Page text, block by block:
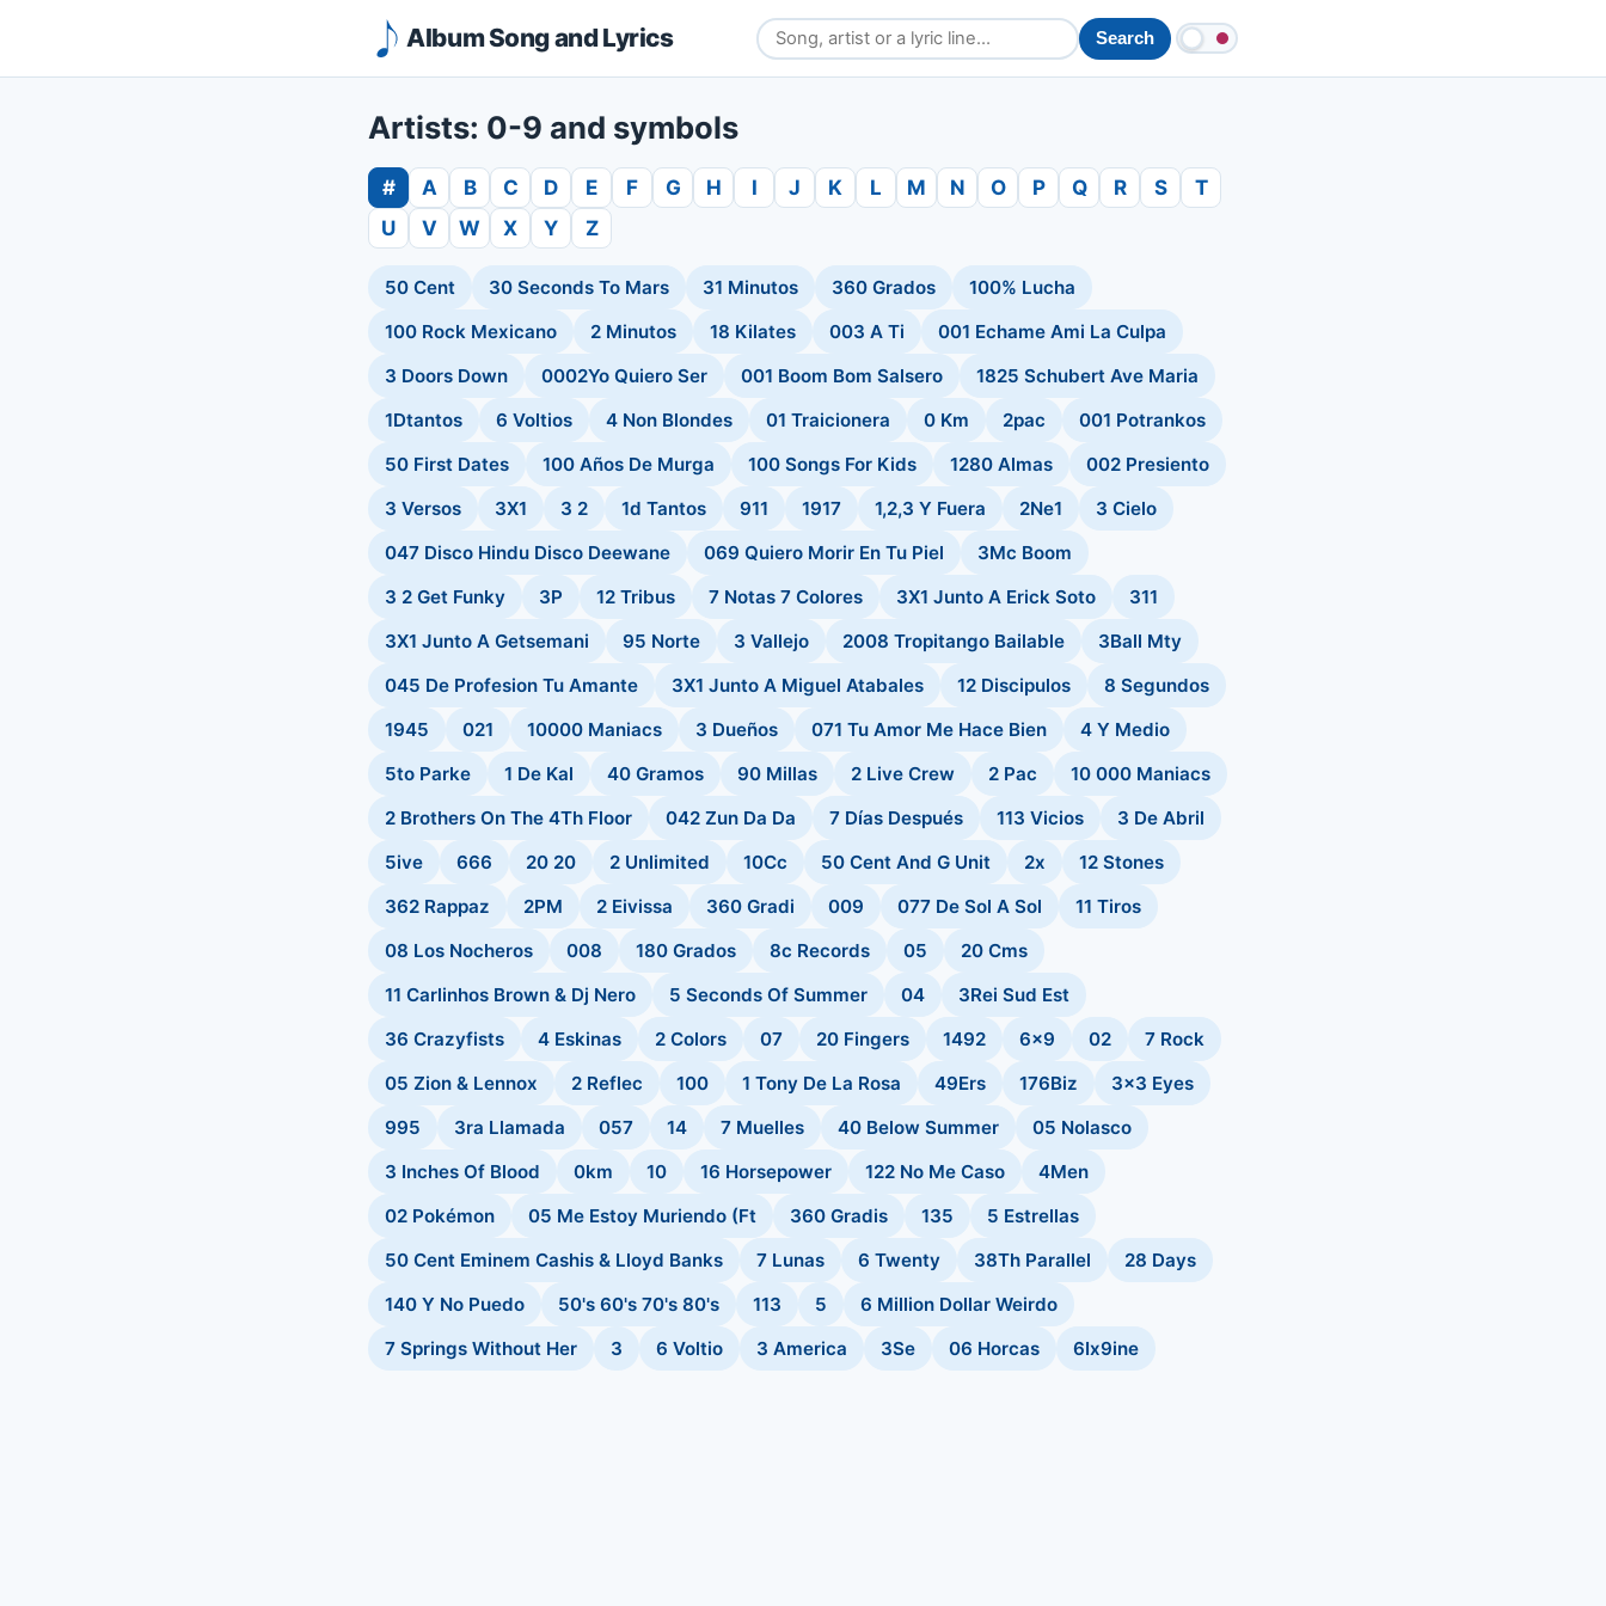
Album Song and Lyrics Search
Artists: 0-9 and symbols
# A B C D E F G H I J K L M N O P Q R S
T
U
V W X Y Z
50 Cent 30 Seconds To Mars 31 Minutos 360 Grados
100% Lucha
100 Rock Mexicano
2 Minutos 18 Kilates 003 A Ti
001 Echame Ami La Culpa
3 Doors Down
0002Yo Quiero Ser 001 Boom Bom Salsero
1825 Schubert Ave Maria
1Dtantos
6 Voltios 4 Non Blondes 01 Traicionera 0 Km 2pac
001 Potrankos
50 First Dates
100 Años De Murga 100 Songs For Kids 1280 Almas
002 Presiento
3 Versos
3X1 3 2 1d Tantos 911 1917 1,2,3 Y Fuera 2Ne1
3 Cielo
047 Disco Hindu Disco Deewane
069 Quiero Morir En Tu Piel
3Mc Boom
3 2 Get Funky
3P 12 Tribus 7 Notas 7 Colores 3X1 Junto A Erick Soto
311
3X1 Junto A Getsemani
95 Norte 3 Vallejo 2008 Tropitango Bailable
3Ball Mty
045 De Profesion Tu Amante
3X1 Junto A Miguel Atabales 12 Discipulos
8 Segundos
1945
021 10000 Maniacs 3 Dueños 071 Tu Amor Me Hace Bien
4 Y Medio
5to Parke
1 De Kal 40 Gramos 90 Millas 2 Live Crew 2 Pac
10 000 Maniacs
2 Brothers On The 4Th Floor
042 Zun Da Da 7 Días Después 113 Vicios
3 De Abril
5ive
666 20 20 2 Unlimited 10Cc 50 Cent And G Unit 2x
12 Stones
362 Rappaz
2PM 2 Eivissa 360 Gradi 009 077 De Sol A Sol
11 Tiros
08 Los Nocheros
008 180 Grados 8c Records 05
20 Cms
11 Carlinhos Brown & Dj Nero
5 Seconds Of Summer 04
3Rei Sud Est
36 Crazyfists
4 Eskinas 2 Colors 07 20 Fingers 1492 6x9 02
7 Rock
05 Zion & Lennox
2 Reflec 100 1 Tony De La Rosa 49Ers 176Biz
3x3 Eyes
995
3ra Llamada 057 14 7 Muelles 40 Below Summer
05 Nolasco
3 Inches Of Blood
0km 10 16 Horsepower 122 No Me Caso
4Men
02 Pokémon
05 Me Estoy Muriendo (Ft 360 Gradis 135
5 Estrellas
50 Cent Eminem Cashis & Lloyd Banks
7 Lunas 6 Twenty 38Th Parallel
28 Days
140 Y No Puedo
50's 60's 70's 80's 113 5
6 Million Dollar Weirdo
7 Springs Without Her
3 6 Voltio 3 America 3Se 06 Horcas 6Ix9ine